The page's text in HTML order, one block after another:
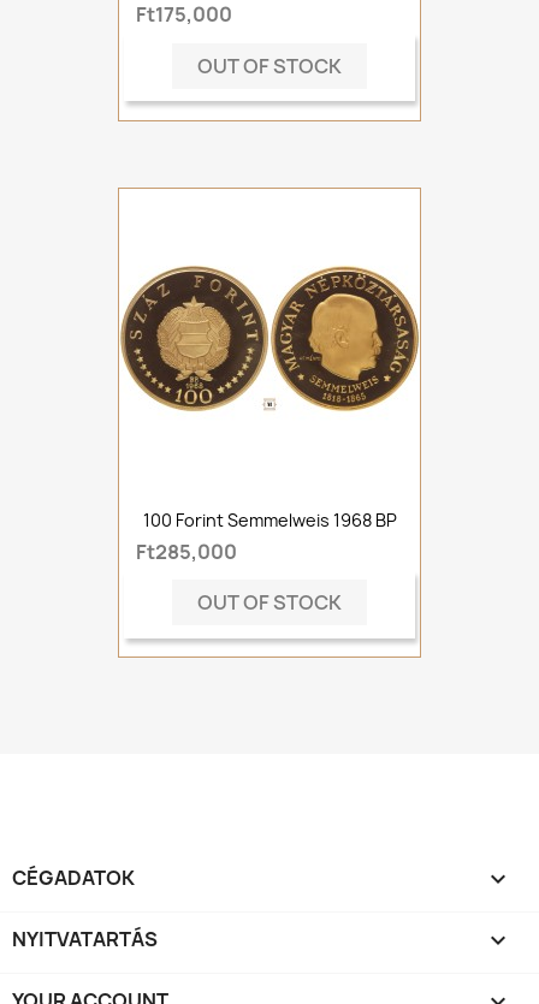
Ft175,000
OUT OF STOCK
100 Forint Semmelweis 1968 BP
Ft285,000
OUT OF STOCK
CÉGADATOK 
NYITVATARTÁS 